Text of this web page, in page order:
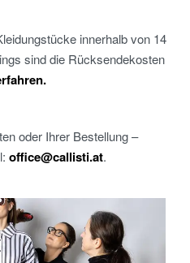
innerhalb von 14
sind die Rücksendekosten
oder Ihrer Bestellung –
office@callisti.at.